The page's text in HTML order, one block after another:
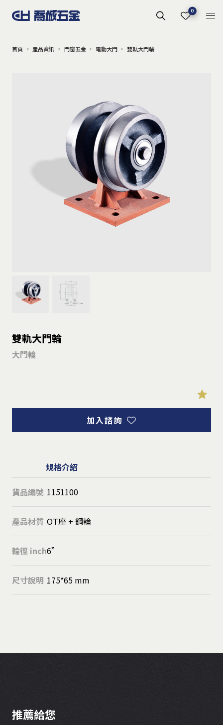
0
首頁 產品資訊 門窗五金 電動大門 雙軌大門輪
雙軌大門輪
大門輪
加入諮詢
規格介紹
貨品編號 1151100
產品材質 OT座 + 鋼輪
輪徑 inch6”
尺寸說明 175*65 mm
推薦給您